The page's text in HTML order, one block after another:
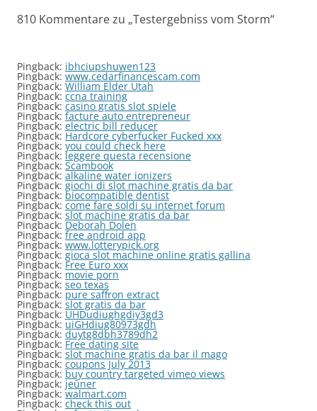
810 Kommentare zu „Testergebniss vom Storm“
Pingback: ibhciupshuwen123
Pingback: www.cedarfinancescam.com
Pingback: William Elder Utah
Pingback: ccna training
Pingback: casino gratis slot spiele
Pingback: facture auto entrepreneur
Pingback: electric bill reducer
Pingback: Hardcore cyberfucker Fucked xxx
Pingback: you could check here
Pingback: leggere questa recensione
Pingback: Scambook
Pingback: alkaline water ionizers
Pingback: giochi di slot machine gratis da bar
Pingback: biocompatible dentist
Pingback: come fare soldi su internet forum
Pingback: slot machine gratis da bar
Pingback: Deborah Dolen
Pingback: free android app
Pingback: www.lotterypick.org
Pingback: gioca slot machine online gratis gallina
Pingback: Free Euro xxx
Pingback: movie porn
Pingback: seo texas
Pingback: pure saffron extract
Pingback: slot gratis da bar
Pingback: UHDudiughgdiy3gd3
Pingback: uiGHdiug80973gdh
Pingback: duytg8dbh3789dh2
Pingback: Free dating site
Pingback: slot machine gratis da bar il mago
Pingback: coupons July 2013
Pingback: buy country targeted vimeo views
Pingback: jeûner
Pingback:walmart.com
Pingback: check this out